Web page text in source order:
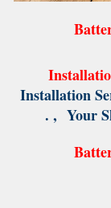
Installation
, Your